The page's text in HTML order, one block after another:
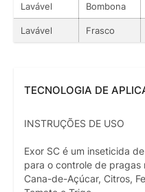
Lavável Bombona
Lavável Frasco
TECNOLOGIA DE
INSTRUÇÕES DE USO
Exor SC é um inseticida
para o controle de pragas
Cana-de-Açúcar, Citros,